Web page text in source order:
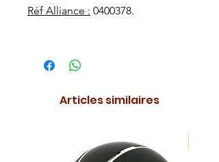
Réf Alliance : 0400378.
Articles similaires